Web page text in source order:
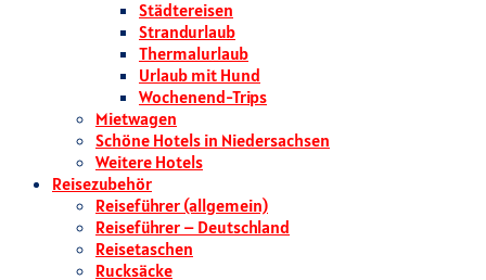
Städtereisen
Strandurlaub
Thermalurlaub
Urlaub mit Hund
Wochenend-Trips
Mietwagen
Schöne Hotels in Niedersachsen
Weitere Hotels
Reisezubehör
Reiseführer (allgemein)
Reiseführer – Deutschland
Reisetaschen
Rucksäcke